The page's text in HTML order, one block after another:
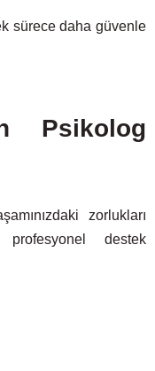
sürece daha güvenle
Psikolog
zorlukları
destek